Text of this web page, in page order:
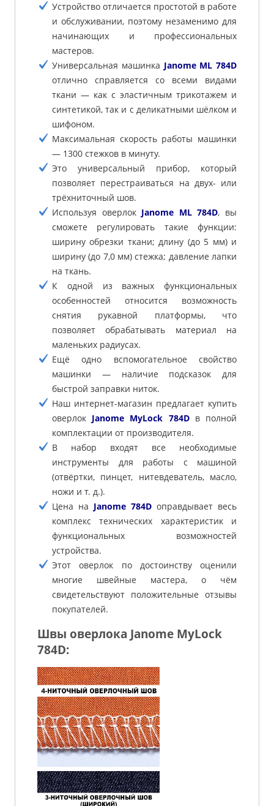
Устройство отличается простотой в работе
и обслуживании, поэтому незаменимо для
начинающих и профессиональных
мастеров.
Универсальная машинка Janome ML 784D
отлично справляется со всеми видами
ткани — как с эластичным трикотажем и
синтетикой, так и с деликатными шёлком и
шифоном.
Максимальная скорость работы машинки
— 1300 стежков в минуту.
Это универсальный прибор, который
позволяет перестраиваться на двух- или
трёхниточный шов.
Используя оверлокJanome ML 784D, вы
сможете регулировать такие функции:
ширину обрезки ткани; длину (до 5 мм) и
ширину (до 7,0 мм) стежка; давление лапки
на ткань.
К одной из важных функциональных
особенностей относится возможность
снятия рукавной платформы, что
позволяет обрабатывать материал на
маленьких радиусах.
Ещё одно вспомогательное свойство
машинки — наличие подсказок для
быстрой заправки ниток.
Наш интернет-магазин предлагает купить
оверлок Janome MyLock 784Dв полной
комплектации от производителя.
В набор входят все необходимые
инструменты для работы с машиной
(отвёртки, пинцет, нитевдеватель, масло,
ножи и т. д.).
Цена на Janome 784D оправдывает весь
комплекс технических характеристик и
функциональных возможностей
устройства.
Этот оверлок по достоинству оценили
многие швейные мастера, о чём
свидетельствуют положительные отзывы
покупателей.
Швы оверлока Janome MyLock
784D: